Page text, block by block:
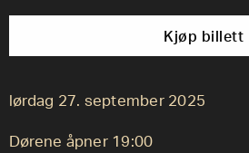
Kjøp billett
lørdag 27. september 2025
Dørene åpner 19:00